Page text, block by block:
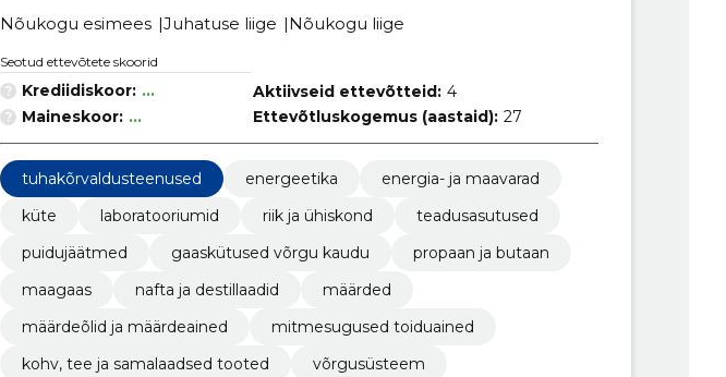
Nõukogu esimees Juhatuse liige Nõukogu liige
Seotud ettevõtete skoorid
Krediidiskoor: ...
Maineskoor: ...
Aktiivseid ettevõtteid: 4
Ettevõtluskogemus (aastaid): 27
tuhakõrvaldusteenused energeetika
energia- ja maavarad
küte
laboratooriumid riik ja ühiskond
teadusasutused
puidujäätmed
gaaskütused võrgu kaudu
propaan ja butaan
maagaas
nafta ja destillaadid
määrded
määrdeõlid ja määrdeained
mitmesugused toiduained
kohv, tee ja samalaadsed tooted
võrgusüsteem